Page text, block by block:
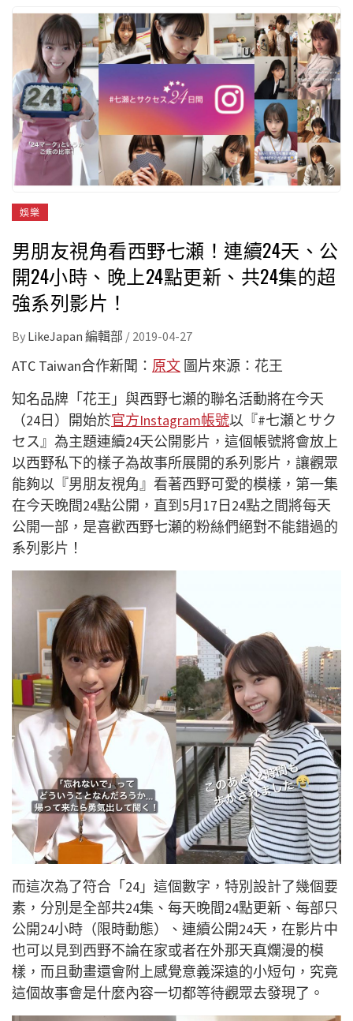
娛樂
男朋友視角看西野七瀬！連續24天、公
開24小時、晚上24點更新、共24集的超
強系列影片！
By LikeJapan 編輯部 / 2019-04-27
ATC Taiwan合作新聞： 原文 圖片來源：花王
知名品牌「花王」與西野七瀬的聯名活動將在今天
（24日）開始於官方Instagram帳號以『#七瀬とサク
セス』為主題連續24天公開影片，這個帳號將會放上
以西野私下的樣子為故事所展開的系列影片，讓觀眾
能夠以『男朋友視角』看著西野可愛的模樣，第一集
在今天晚間24點公開，直到5月17日24點之間將每天
公開一部，是喜歡西野七瀬的粉絲們絕對不能錯過的
系列影片！
而這次為了符合「24」這個數字，特別設計了幾個要
素，分別是全部共24集、每天晚間24點更新、每部只
公開24小時（限時動態）、連續公開24天，在影片中
也可以見到西野不論在家或者在外那天真爛漫的模
樣，而且動畫還會附上感覺意義深遠的小短句，究竟
這個故事會是什麼內容一切都等待觀眾去發現了。